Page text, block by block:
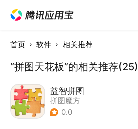
首页 软件 相关推荐
“拼图天花板”的相关推荐(25)
益智拼图
拼图魔方
| 儿童益智游戏
0.0